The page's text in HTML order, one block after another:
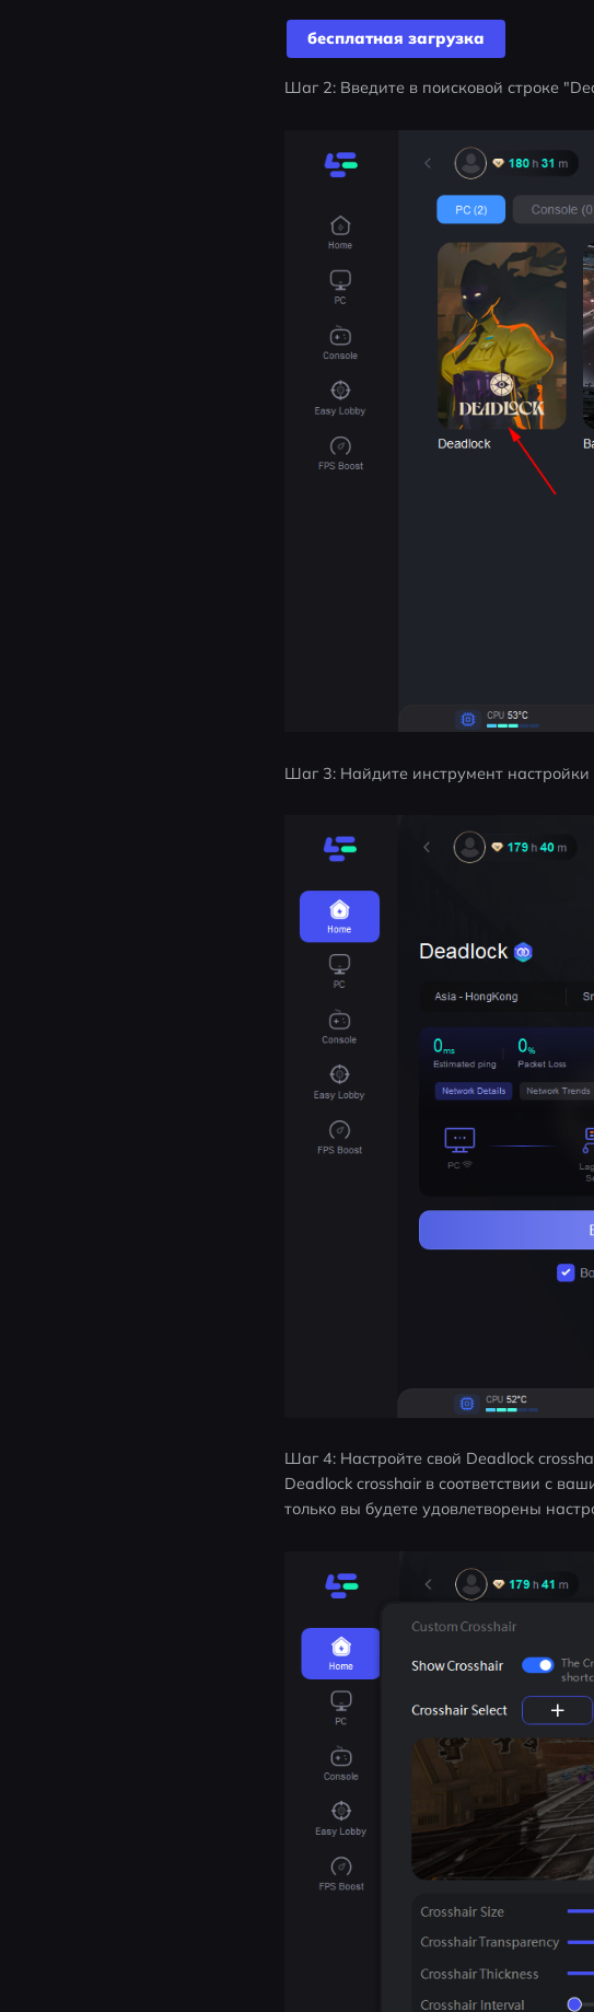
бесплатная загрузка
Шаг 2: Введите в поисковой строке
Шаг 3: Найдите инструмент настройки
Шаг 4: Настройте свой Deadlock
Deadlock crosshair в соответствии с
только вы будете удовлетворены